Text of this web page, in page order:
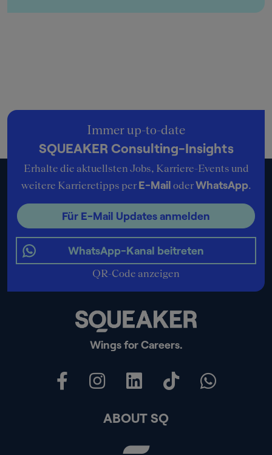
Wings for Careers.
Immer up-to-date
SQUEAKER Consulting-Insights
Erhalte die aktuellsten Jobs, Karriere-Events und
weitere Karrieretipps per E-Mail oderWhatsApp.
Für E-Mail Updates anmelden
WhatsApp-Kanal beitreten
QR-Code anzeigen
ABOUT SQ